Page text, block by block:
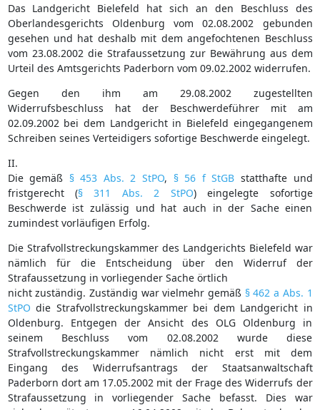
Das Landgericht Bielefeld hat sich an den Beschluss des
Oberlandesgerichts Oldenburg vom 02.08.2002 gebunden
gesehen und hat deshalb mit dem angefochtenen Beschluss
vom 23.08.2002 die Strafaussetzung zur Bewährung aus dem
Urteil des Amtsgerichts Paderborn vom 09.02.2002 widerrufen.
Gegen den ihm am 29.08.2002 zugestellten
Widerrufsbeschluss hat der Beschwerdeführer mit am
02.09.2002 bei dem Landgericht in Bielefeld eingegangenem
Schreiben seines Verteidigers sofortige Beschwerde eingelegt.
II.
Die gemäß § 453 Abs. 2 StPO, § 56 f StGB statthafte und
fristgerecht (§ 311 Abs. 2 StPO) eingelegte sofortige
Beschwerde ist zulässig und hat auch in der Sache einen
zumindest vorläufigen Erfolg.
Die Strafvollstreckungskammer des Landgerichts Bielefeld war
nämlich für die Entscheidung über den Widerruf der
Strafaussetzung in vorliegender Sache örtlich
nicht zuständig. Zuständig war vielmehr gemäß § 462 a Abs. 1
StPO die Strafvollstreckungskammer bei dem Landgericht in
Oldenburg. Entgegen der Ansicht des OLG Oldenburg in
seinem Beschluss vom 02.08.2002 wurde diese
Strafvollstreckungskammer nämlich nicht erst mit dem
Eingang des Widerrufsantrags der Staatsanwaltschaft
Paderborn dort am 17.05.2002 mit der Frage des Widerrufs der
Strafaussetzung in vorliegender Sache befasst. Dies war